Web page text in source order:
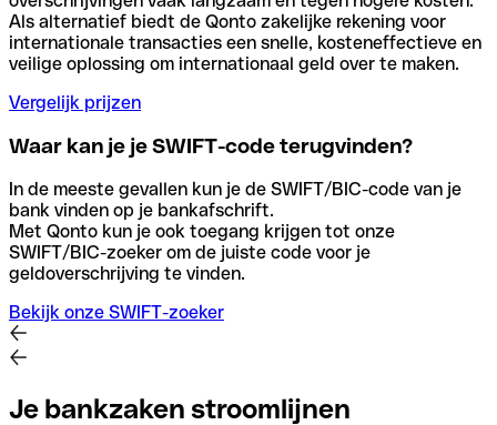
Als alternatief biedt de Qonto zakelijke rekening voor
internationale transacties een snelle, kosteneffectieve en
veilige oplossing om internationaal geld over te maken.
Vergelijk prijzen
Waar kan je je SWIFT-code terugvinden?
In de meeste gevallen kun je de SWIFT/BIC-code van je
bank vinden op je bankafschrift.
Met Qonto kun je ook toegang krijgen tot onze
SWIFT/BIC-zoeker om de juiste code voor je
geldoverschrijving te vinden.
Bekijk onze SWIFT-zoeker
Je bankzaken stroomlijnen